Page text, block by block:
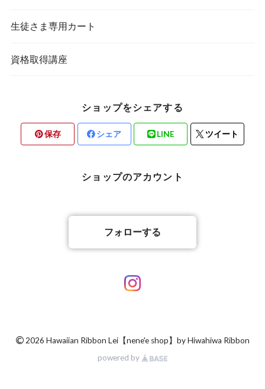
生徒さま専用カート
資格取得講座
ショップをシェアする
保存 シェア LINE ツイート
ショップのアカウント
フォローする
© 2026 Hawaiian Ribbon Lei【nene'e shop】by Hiwahiwa Ribbon
powered by